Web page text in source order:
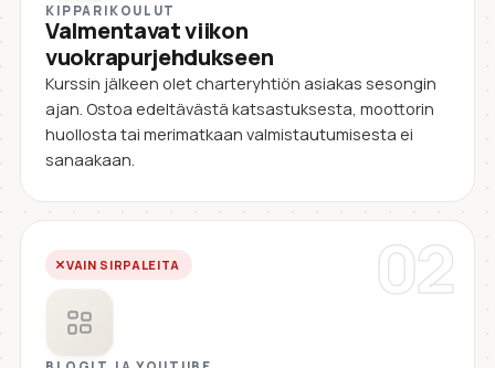
KIPPARIKOULUT
Valmentavat viikon
vuokrapurjehdukseen
Kurssin jälkeen olet charteryhtiön asiakas sesongin
ajan. Ostoa edeltävästä katsastuksesta, moottorin
huollosta tai merimatkaan valmistautumisesta ei
sanaakaan.
02
VAIN SIRPALEITA